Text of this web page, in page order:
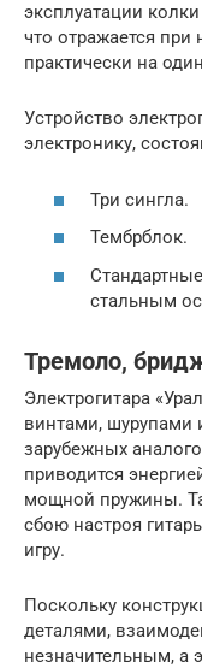
эксплуатации
что отражается при
практически на
Устройство
электронику,
Три сингла.
Тембрблок.
стальным
Тремоло,
Электрогитара
винтами, шурупами
зарубежных
приводится
мощной пружины.
сбою настроя
игру.
Поскольку
деталями,
незначительным, а